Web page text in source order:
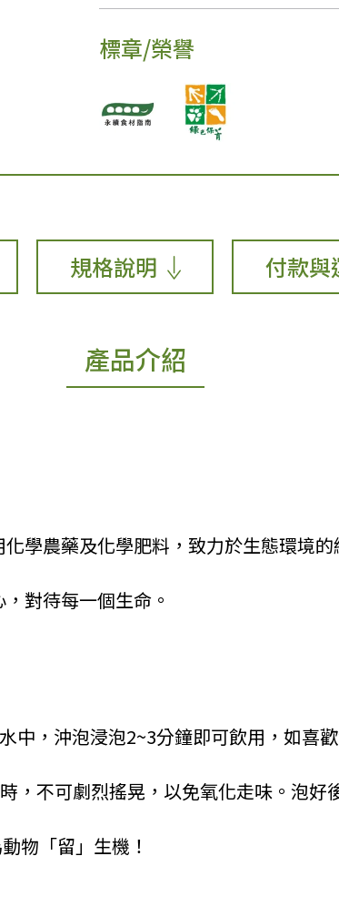
標章/榮譽
規格說明 付款與
產品介紹
學農藥及化學肥料，致力於生態環境
對待每一個生命。
中，沖泡浸泡2~3分鐘即可飲用，如喜
，不可劇烈搖晃，以免氧化走味。泡好
物「留」生機！